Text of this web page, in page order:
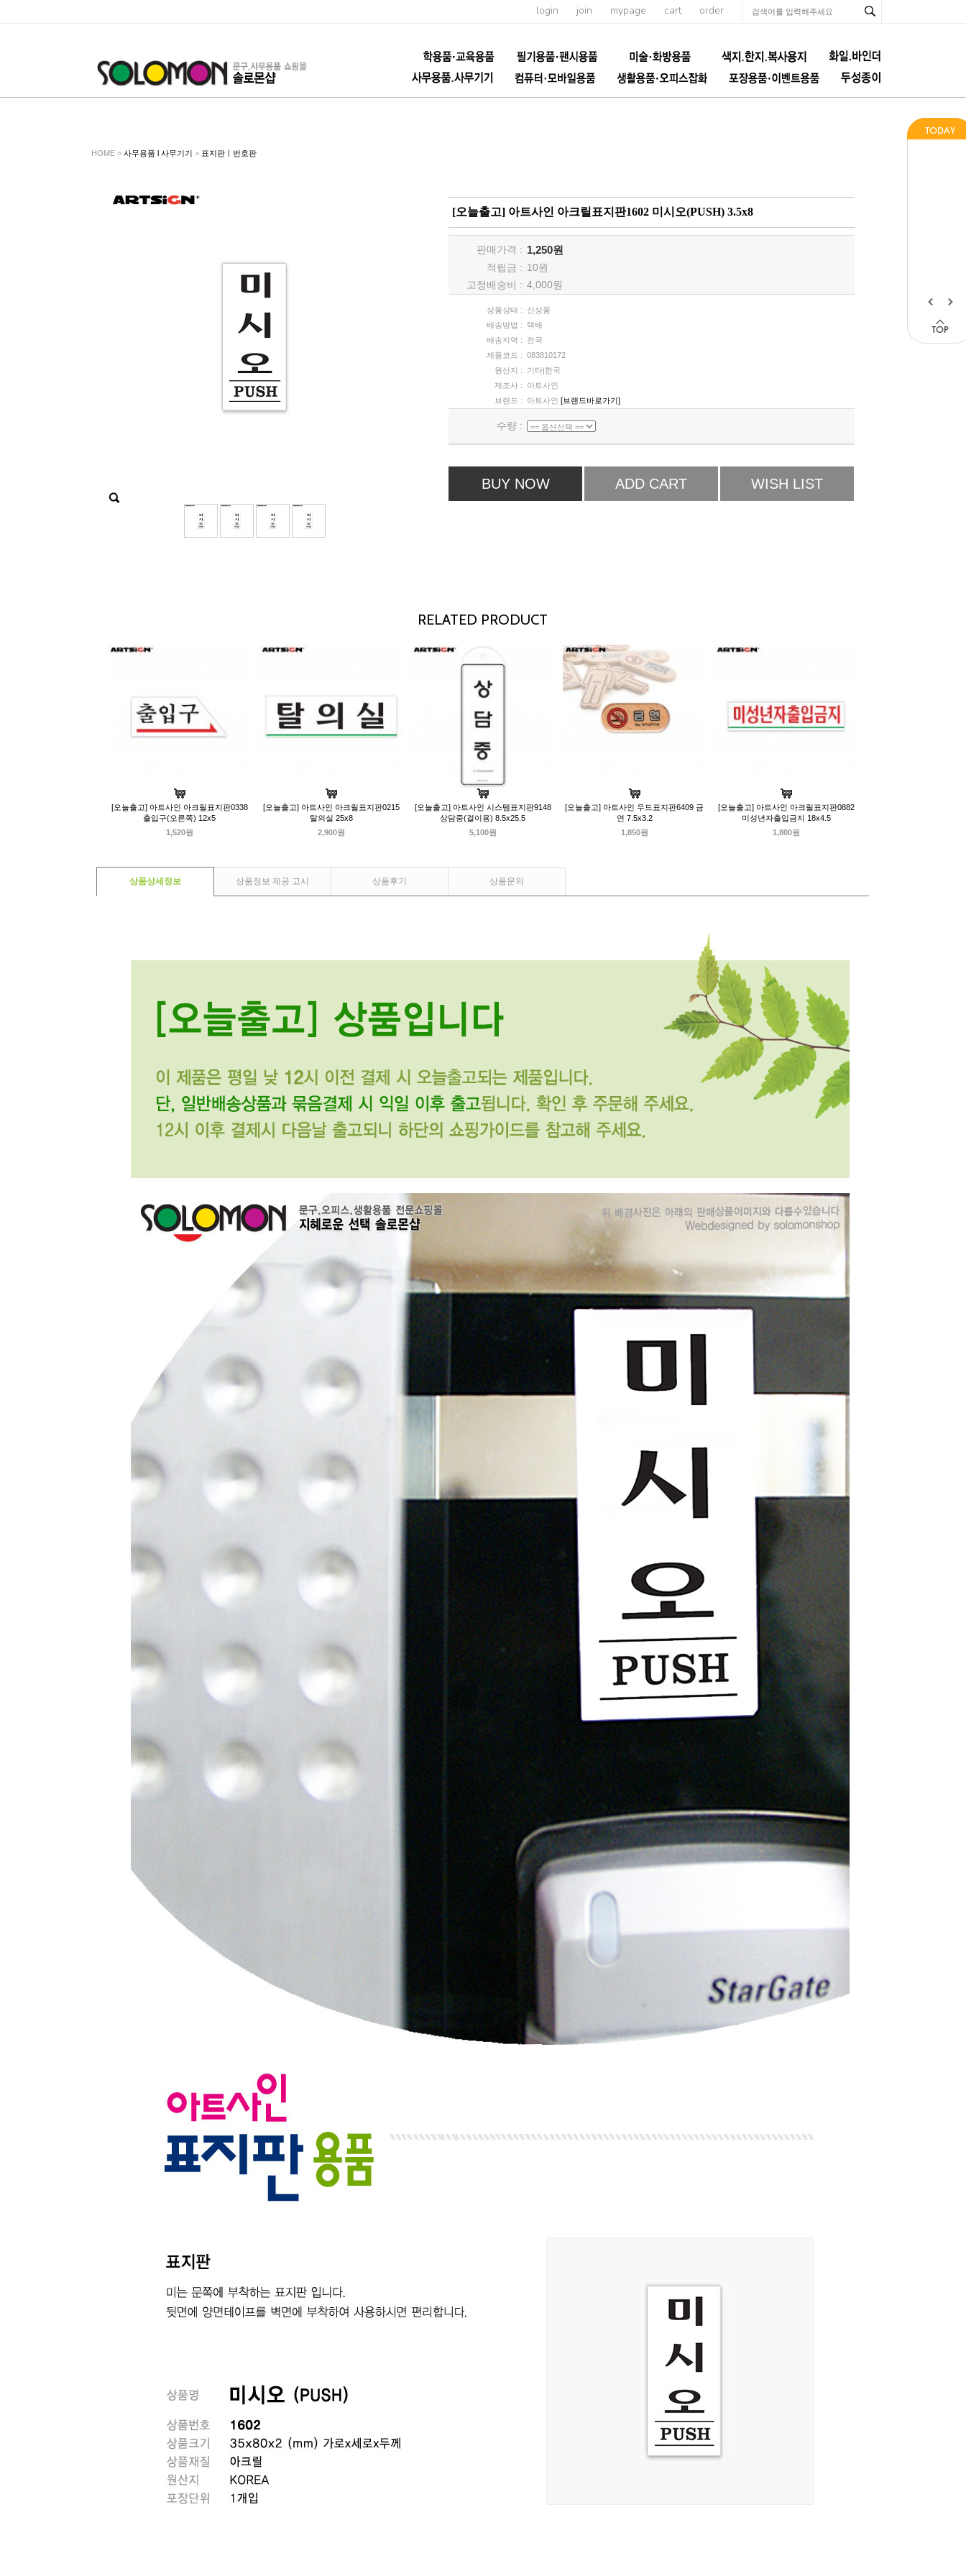
login join mypage cart order
HOME > 사무용품 l 사무기기 > 표지판ㅣ번호판
[오늘출고] 아트사인 아크릴표지판1602 미시오(PUSH) 3.5x8
판매가격 : 1,250원
적립금 : 10원
고정배송비 : 4,000원
상품상태 :
신상품
배송방법 :
택배
배송지역 :
전국
제품코드 : 083810172
원산지 :
기타|한국
제조사 :
아트사인
브랜드 :
아트사인 [브랜드바로가기]
수량 :
BUY NOW ADD CART WISH LIST
RELATED PRODUCT
[오늘출고] 아트사인 아크릴표지판0338
출입구(오른쪽) 12x5
1,520원
[오늘출고] 아트사인 아크릴표지판0215
탈의실 25x8
2,900원
[오늘출고] 아트사인 시스템표지판9148
상담중(걸이용) 8.5x25.5
5,100원
[오늘출고] 아트사인 우드표지판6409 금
연 7.5x3.2
1,850원
[오늘출고] 아트사인 아크릴표지판0882
미성년자출입금지 18x4.5
1,800원
상품상세정보 상품정보 제공 고시 상품후기 상품문의